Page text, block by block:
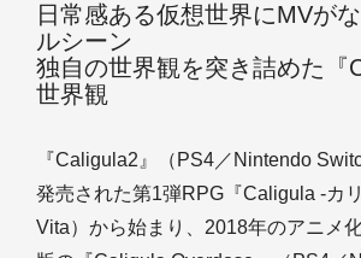
日常感ある仮想世界にMVが
ルシーン
独自の世界観を突き詰めた『
世界観
『Caligula2』（PS4／Nintendo
発売された第1弾RPG『Caligula -カ
Vita）から始まり、2018年のアニメ